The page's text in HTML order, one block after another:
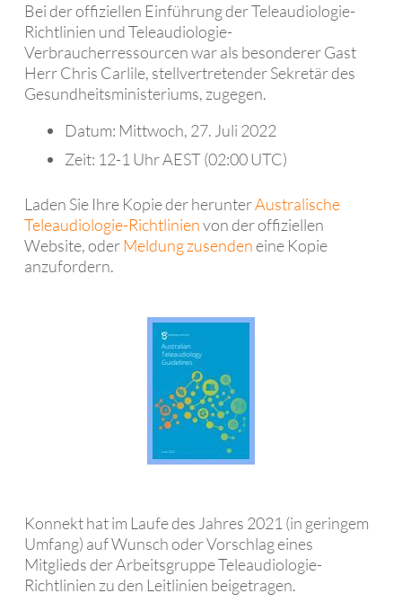
Bei der offiziellen Einführung der Teleaudiologie-
Richtlinien und Teleaudiologie-
Verbraucherressourcen war als besonderer Gast
Herr Chris Carlile, stellvertretender Sekretär des
Gesundheitsministeriums, zugegen.
Datum: Mittwoch, 27. Juli 2022
Zeit: 12-1 Uhr AEST (02:00 UTC)
Laden Sie Ihre Kopie der herunterAustralische
Teleaudiologie-Richtlinienvon der offiziellen
Website, oderMeldung zusendeneine Kopie
anzufordern.
Konnekt hat im Laufe des Jahres 2021 (in geringem
Umfang) auf Wunsch oder Vorschlag eines
Mitglieds der Arbeitsgruppe Teleaudiologie-
Richtlinien zu den Leitlinien beigetragen.